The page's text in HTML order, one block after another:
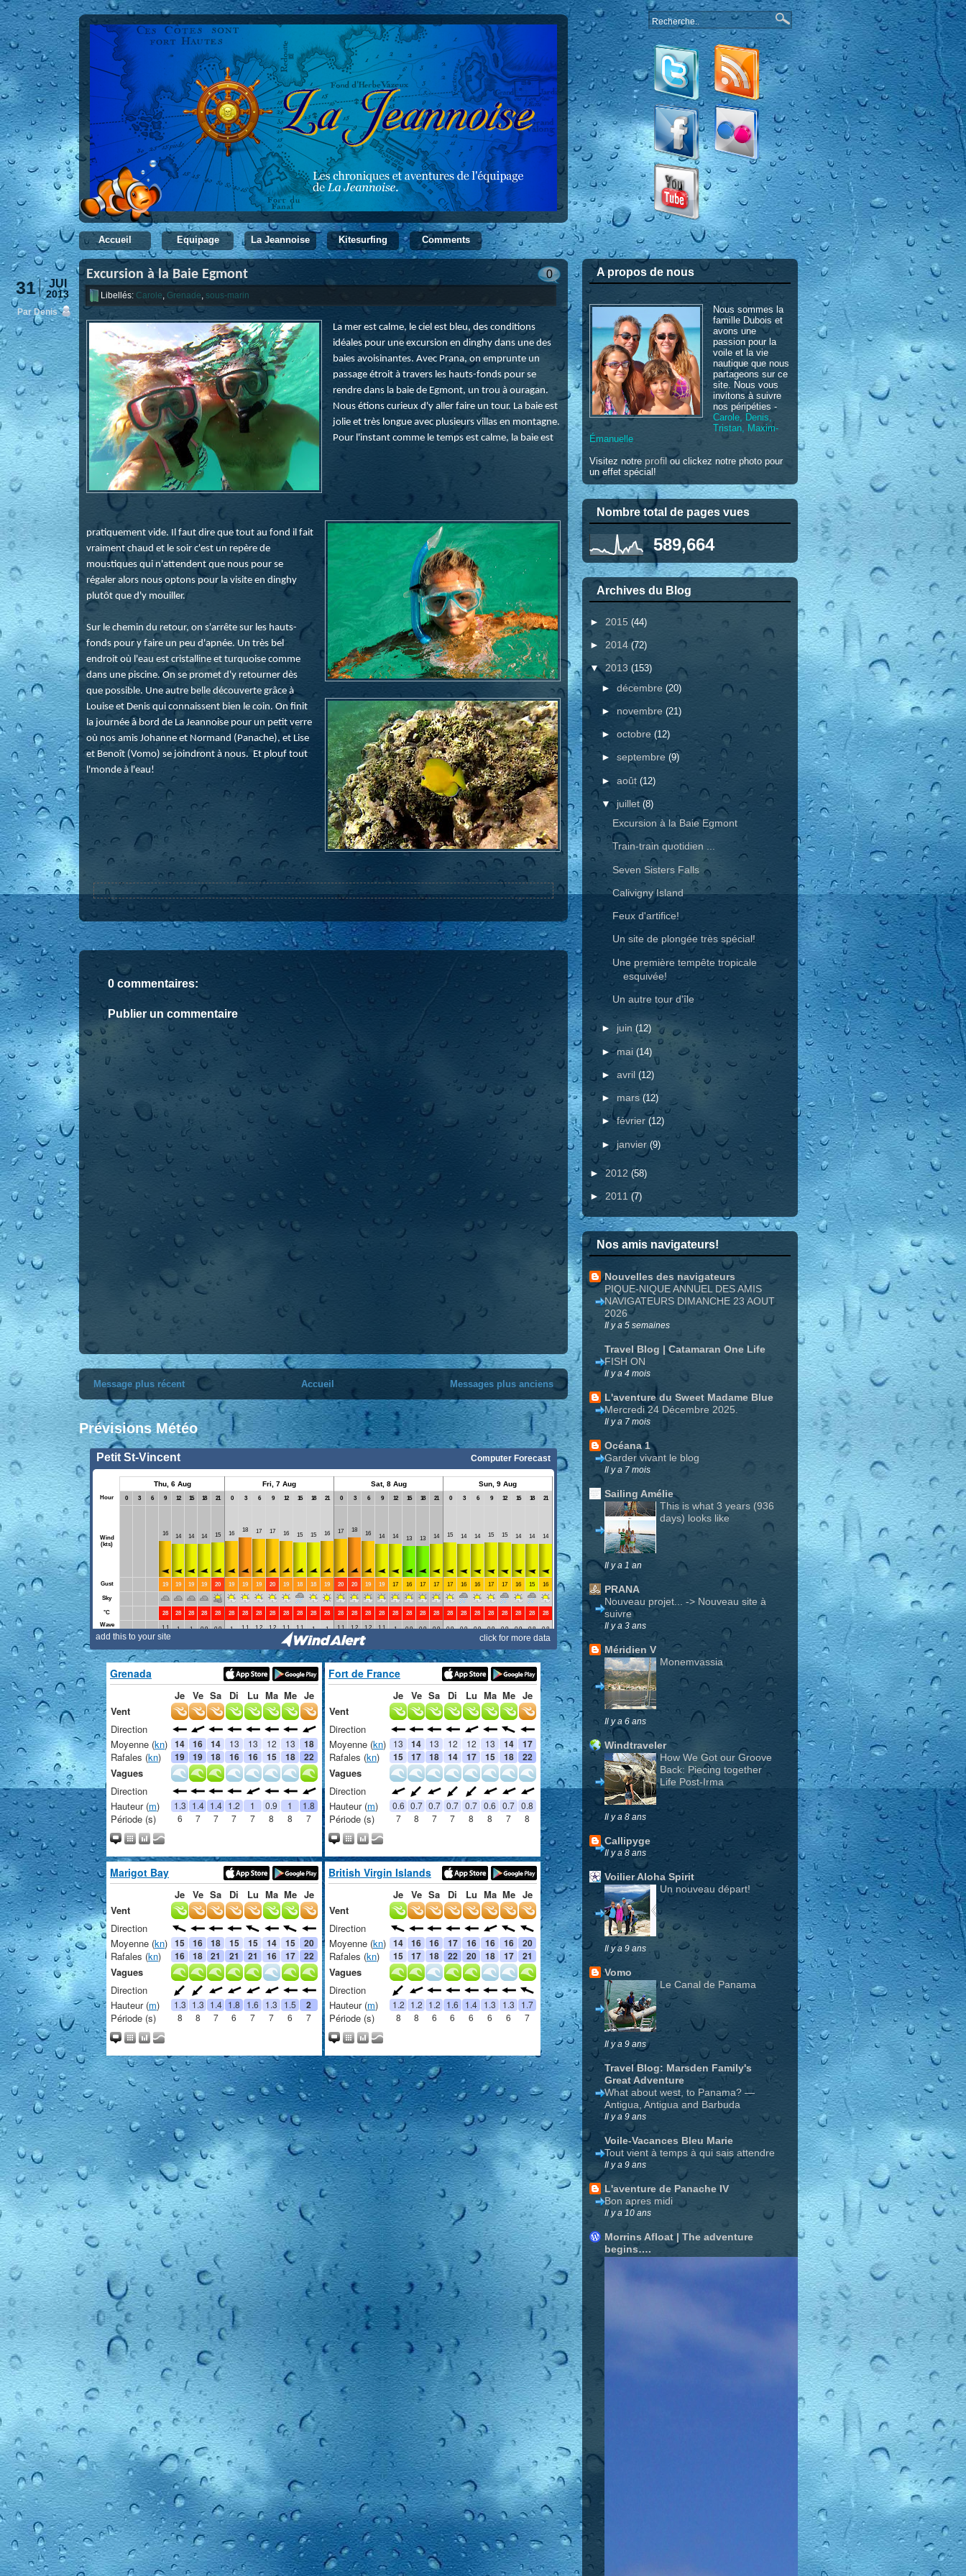
Accueil Equipage La Jeannoise Kitesurfing Comments
JUI
2013
31
Par Denis
0
Excursion à la Baie Egmont
Libellés: Carole, Grenade, sous-marin
La mer est calme, le ciel est bleu, des conditions
idéales pour une excursion en dinghy dans une des
baies avoisinantes. Avec Prana, on emprunte un
passage étroit à travers les hauts-fonds pour se
rendre dans la baie de Egmont, un trou à ouragan.
Nous étions curieux d'y aller faire un tour. La baie est
jolie et très longue avec plusieurs villas en montagne.
Pour l'instant comme le temps est calme, la baie est
pratiquement vide. Il faut dire que tout au fond il fait
vraiment chaud et le soir c'est un repère de
moustiques qui n'attendent que nous pour se
régaler alors nous optons pour la visite en dinghy
plutôt que d'y mouiller.
Sur le chemin du retour, on s'arrête sur les hauts-
fonds pour y faire un peu d'apnée. Un très bel
endroit où l'eau est cristalline et turquoise comme
dans une piscine. On se promet d'y retourner dès
que possible. Une autre belle découverte grâce à
Louise et Denis qui connaissent bien le coin. On finit
la journée à bord de La Jeannoise pour un petit verre
où nos amis Johanne et Normand (Panache), et Lise
et Benoît (Vomo) se joindront à nous. Et plouf tout
l'monde à l'eau!
0 commentaires:
Publier un commentaire
Message plus récent Messages plus anciens
Accueil
Prévisions Météo
A propos de nous
Nous sommes la
famille Dubois et
avons une
passion pour la
voile et la vie
nautique que nous
partageons sur ce
site. Nous vous
invitons à suivre
nos péripéties -
Carole, Denis,
Tristan, Maxim-
Émanuelle
Visitez notre profilou clickez notre photo pour
un effet spécial!
Nombre total de pages vues
589,664
Archives du Blog
► 2015 (44)
► 2014 (72)
▼ 2013 (153)
► décembre (20)
► novembre (21)
► octobre (12)
► septembre (9)
► août (12)
▼juillet (8)
Excursion à la Baie Egmont
Train-train quotidien ...
Seven Sisters Falls
Calivigny Island
Feux d'artifice!
Un site de plongée très spécial!
Une première tempête tropicale
esquivée!
Un autre tour d'île
► juin (12)
►mai (14)
► avril (12)
► mars(12)
►février (12)
►janvier (9)
►2012 (58)
► 2011 (7)
Nos amis navigateurs!
Nouvelles des navigateurs
PIQUE-NIQUE ANNUEL DES AMIS
NAVIGATEURS DIMANCHE 23 AOUT
2026
Il y a 5 semaines
Travel Blog | Catamaran One Life
FISH ON
Il y a 4 mois
L'aventure du Sweet Madame Blue
Mercredi 24 Décembre 2025.
Il y a 7 mois
Océana 1
Garder vivant le blog
Il y a 7 mois
Sailing Amélie
This is what 3 years (936
days) looks like
Il y a 1 an
PRANA
Nouveau projet... -> Nouveau site à
suivre
Il y a 3 ans
Méridien V
Monemvassia
Il y a 6 ans
Windtraveler
How We Got our Groove
Back: Piecing together
Life Post-Irma
Il y a 8 ans
Callipyge
Il y a 8 ans
Voilier Aloha Spirit
Un nouveau départ!
Il y a 9 ans
Vomo
Le Canal de Panama
Il y a 9 ans
Travel Blog: Marsden Family's
Great Adventure
What about west, to Panama? —
Antigua, Antigua and Barbuda
Il y a 9 ans
Voile-Vacances Bleu Marie
Tout vient à temps à qui sais attendre
Il y a 9 ans
L'aventure de Panache IV
Bon apres midi
Il y a 10 ans
Morrins Afloat | The adventure
begins….